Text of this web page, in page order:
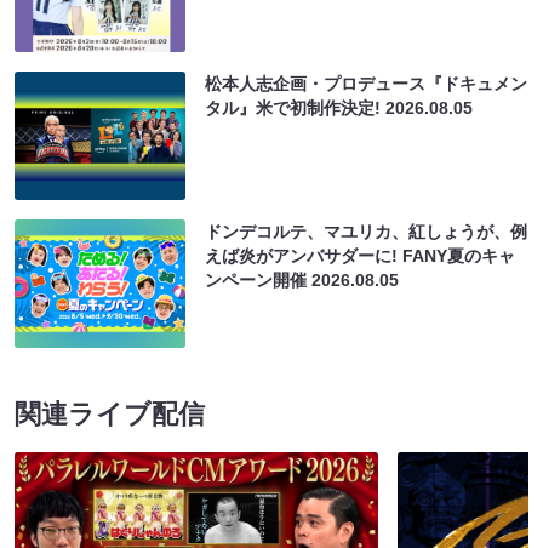
松本人志企画・プロデュース『ドキュメン
タル』米で初制作決定!2026.08.05
ドンデコルテ、マユリカ、紅しょうが、例
えば炎がアンバサダーに! FANY夏のキャ
ンペーン開催2026.08.05
関連ライブ配信